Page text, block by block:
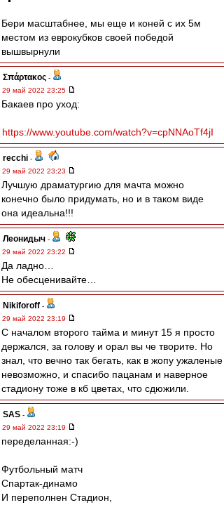
Бери масштабнее, мы еще и коней с их 5м
местом из еврокубков своей победой
вышвырнули
Σπάρτακος -
29 май 2022 23:25
Бакаев про уход:
https://www.youtube.com/watch?v=cpNNAoTf4jI
recchi -
29 май 2022 23:23
Лучшую драматургию для мачта можно
конечно было придумать, но и в таком виде
она идеальна!!!
Леонидыч -
29 май 2022 23:22
Да ладно…
Не обесценивайте…
Nikiforoff -
29 май 2022 23:19
С началом второго тайма и минут 15 я просто
держался, за голову и орал вы че творите. Но
знал, что вечно так бегать, как в жопу ужаленые
невозможно, и спасибо пацанам и наверное
стадиону тоже в кб цветах, что сдюжили.
SAS -
29 май 2022 23:19
переделанная:-)
Футбольный матч
Спартак-динамо
И переполнен Стадион,